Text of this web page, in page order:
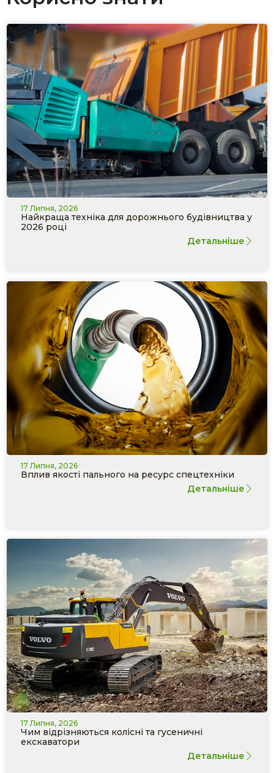
17 Липня, 2026
Найкраща техніка для дорожнього будівництва у
2026 році
Детальніше
17 Липня, 2026
Вплив якості пального на ресурс спецтехніки
Детальніше
17 Липня, 2026
Чим відрізняються колісні та гусеничні
екскаватори
Детальніше